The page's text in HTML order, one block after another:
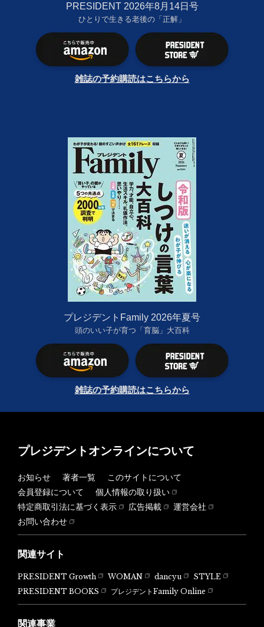
PRESIDENT 2026年8月14日号
ひとりで生きる老後の「正解」
雑誌の予約購読はこちらから
プレジデントFamily 2026年夏号
頭のいい子が育つ「育脳」大百科
雑誌の予約購読はこちらから
プレジデントオンラインについて
お知らせ 著者一覧
このサイトについて
会員登録について
個人情報の取り扱い
特定商取引法に基づく表示
広告掲載
運営会社
お問い合わせ
関連サイト
PRESIDENT Growth WOMAN dancyu
STYLE
PRESIDENT BOOKS
プレジデントFamily Online
関連事業